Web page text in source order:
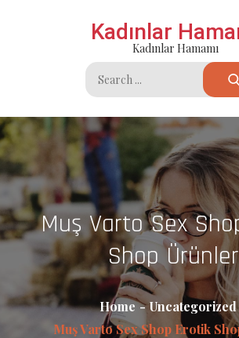
Kadınlar
Kadınlar Hamamı
Search
for:
Muş Varto Sex
Shop
Home
Uncategorized
Muş Varto Sex Shop Erotik